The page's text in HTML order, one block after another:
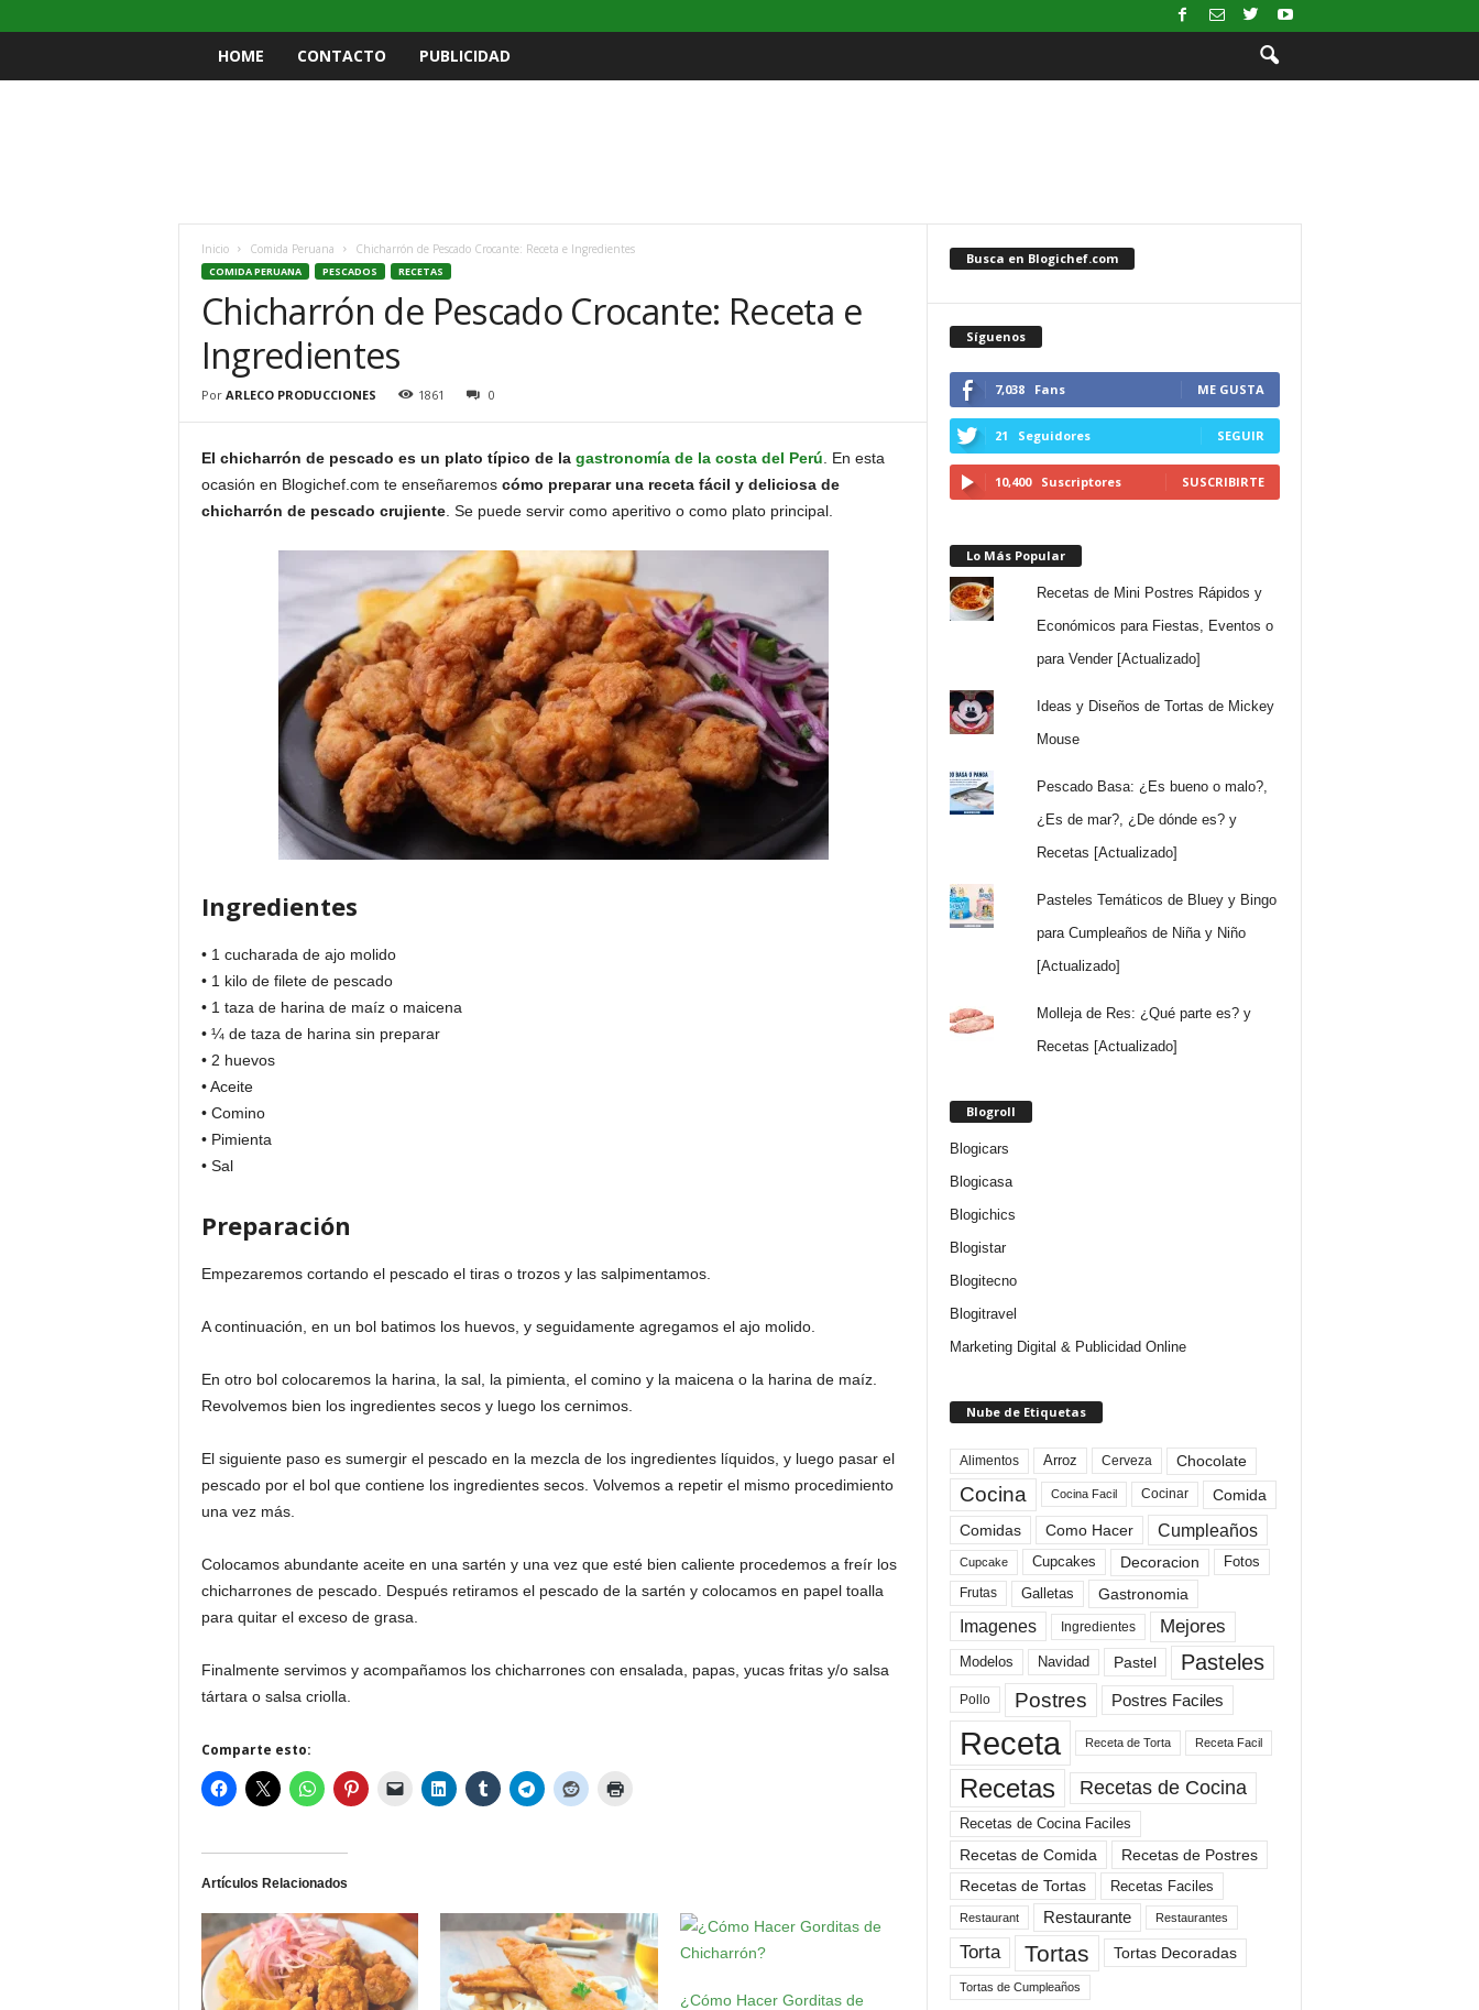
HOME CONTACTO PUBLICIDAD
Inicio Comida Peruana Chicharrón de Pescado Crocante: Receta e Ingredientes
COMIDA PERUANA PESCADOS RECETAS
Chicharrón de Pescado Crocante: Receta e
Ingredientes
Por ARLECO PRODUCCIONES 1861 0
El chicharrón de pescado es un plato típico de la gastronomía de la costa del Perú . En esta
ocasión en Blogichef.com te enseñaremos cómo preparar una receta fácil y deliciosa de
chicharrón de pescado crujiente. Se puede servir como aperitivo o como plato principal.
Ingredientes
• 1 cucharada de ajo molido
• 1 kilo de filete de pescado
• 1 taza de harina de maíz o maicena
• ¼ de taza de harina sin preparar
• 2 huevos
• Aceite
• Comino
• Pimienta
• Sal
Preparación
Empezaremos cortando el pescado el tiras o trozos y las salpimentamos.
A continuación, en un bol batimos los huevos, y seguidamente agregamos el ajo molido.
En otro bol colocaremos la harina, la sal, la pimienta, el comino y la maicena o la harina de maíz.
Revolvemos bien los ingredientes secos y luego los cernimos.
El siguiente paso es sumergir el pescado en la mezcla de los ingredientes líquidos, y luego pasar el
pescado por el bol que contiene los ingredientes secos. Volvemos a repetir el mismo procedimiento
una vez más.
Colocamos abundante aceite en una sartén y una vez que esté bien caliente procedemos a freír los
chicharrones de pescado. Después retiramos el pescado de la sartén y colocamos en papel toalla
para quitar el exceso de grasa.
Finalmente servimos y acompañamos los chicharrones con ensalada, papas, yucas fritas y/o salsa
tártara o salsa criolla.
Comparte esto:
Artículos Relacionados
¿Cómo Hacer Gorditas de
Busca en Blogichef.com
Síguenos
7,038 Fans ME GUSTA
21 Seguidores SEGUIR
10,400 Suscriptores SUSCRIBIRTE
Lo Más Popular
Recetas de Mini Postres Rápidos y
Económicos para Fiestas, Eventos o
para Vender [Actualizado]
Ideas y Diseños de Tortas de Mickey
Mouse
Pescado Basa: ¿Es bueno o malo?,
¿Es de mar?, ¿De dónde es? y
Recetas [Actualizado]
Pasteles Temáticos de Bluey y Bingo
para Cumpleaños de Niña y Niño
[Actualizado]
Molleja de Res: ¿Qué parte es? y
Recetas [Actualizado]
Blogroll
Blogicars
Blogicasa
Blogichics
Blogistar
Blogitecno
Blogitravel
Marketing Digital & Publicidad Online
Nube de Etiquetas
Alimentos Arroz Cerveza Chocolate
Cocina Cocina Facil Cocinar
Comida
Comidas
Como Hacer Cumpleaños
Cupcake Cupcakes Decoracion Fotos
Frutas Galletas Gastronomia
Imagenes Ingredientes Mejores
Modelos Navidad Pastel Pasteles
Pollo Postres Postres Faciles
Receta Receta de Torta Receta Facil
Recetas Recetas de Cocina
Recetas de Cocina Faciles
Recetas de Comida
Recetas de Postres
Recetas de Tortas
Recetas Faciles
Restaurant Restaurante Restaurantes
Torta Tortas Tortas Decoradas
Tortas de Cumpleaños